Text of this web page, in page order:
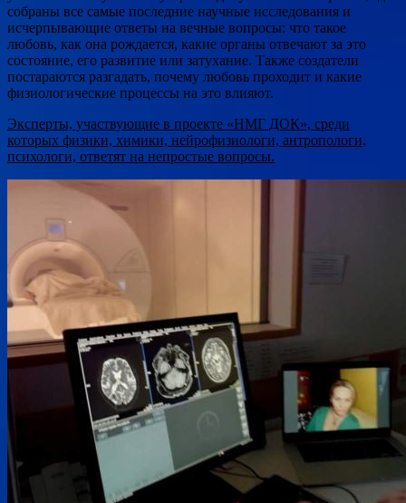
собраны все самые последние научные исследования и
исчерпывающие ответы на вечные вопросы: что такое
любовь, как она рождается, какие органы отвечают за это
состояние, его развитие или затухание. Также создатели
постараются разгадать, почему любовь проходит и какие
физиологические процессы на это влияют.
Эксперты, участвующие в проекте «НМГ ДОК», среди
которых физики, химики, нейрофизиологи, антропологи,
психологи, ответят на непростые вопросы.